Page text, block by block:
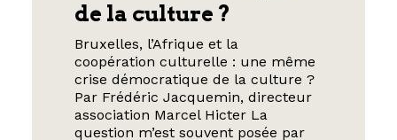
de la culture ?
Bruxelles, l’Afrique et la
coopération culturelle : une même
crise démocratique de la culture ?
Par Frédéric Jacquemin, directeur
association Marcel Hicter La
question m’est souvent posée par